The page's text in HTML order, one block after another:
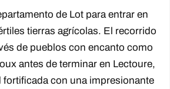
de Lot para entrar en
tierras agrícolas. El recorrido
de pueblos con encanto como
antes de terminar en Lectoure,
fortificada con una impresionante